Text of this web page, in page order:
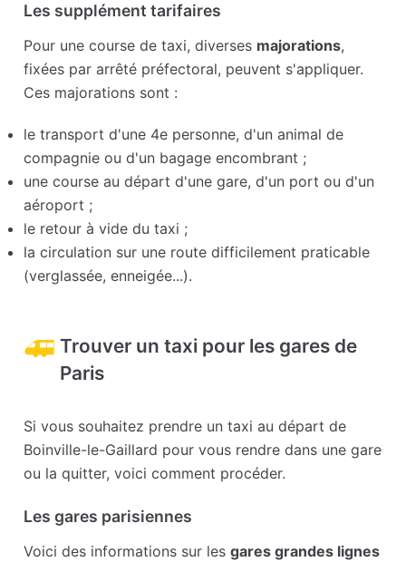
Les supplément tarifaires
Pour une course de taxi, diverses majorations,
fixées par arrêté préfectoral, peuvent s'appliquer.
Ces majorations sont :
le transport d'une 4e personne, d'un animal de
compagnie ou d'un bagage encombrant ;
une course au départ d'une gare, d'un port ou d'un
aéroport ;
le retour à vide du taxi ;
la circulation sur une route difficilement praticable
(verglassée, enneigée...).
Trouver un taxi pour les gares de
Paris
Si vous souhaitez prendre un taxi au départ de
Boinville-le-Gaillard pour vous rendre dans une gare
ou la quitter, voici comment procéder.
Les gares parisiennes
Voici des informations sur lesgares grandes lignes